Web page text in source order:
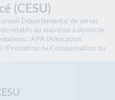
(CESU)
Départemental de verser
relatifs au maintien à domicile
: APA (Allocation
(Prestation de Compensation du